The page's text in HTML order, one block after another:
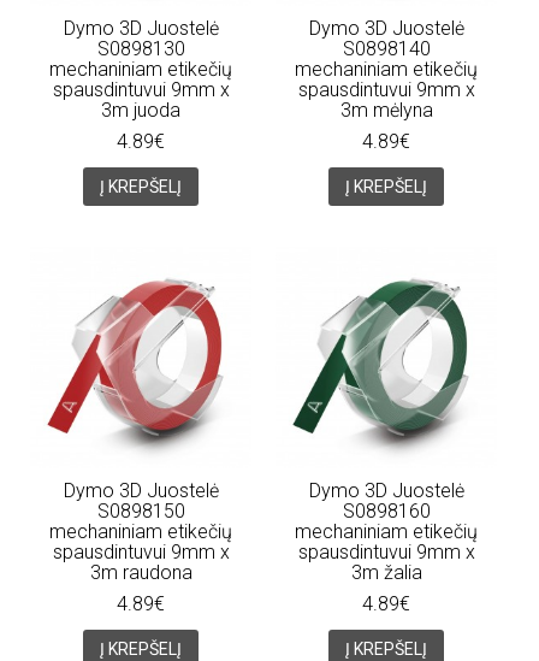
Dymo 3D Juostelė
S0898130
mechaniniam etikečių
spausdintuvui 9mm x
3m juoda
4.89€
Į KREPŠELĮ
Dymo 3D Juostelė
S0898140
mechaniniam etikečių
spausdintuvui 9mm x
3m mėlyna
4.89€
Į KREPŠELĮ
Dymo 3D Juostelė
S0898150
mechaniniam etikečių
spausdintuvui 9mm x
3m raudona
4.89€
Į KREPŠELĮ
Dymo 3D Juostelė
S0898160
mechaniniam etikečių
spausdintuvui 9mm x
3m žalia
4.89€
Į KREPŠELĮ